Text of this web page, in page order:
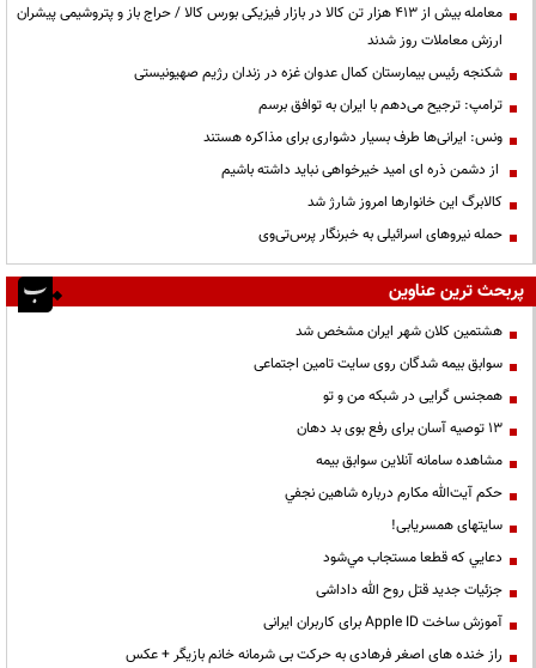
معامله بیش از ۴۱۳ هزار تن کالا در بازار فیزیکی بورس کالا / حراج باز و پتروشیمی پیشران
ارزش معاملات روز شدند
شکنجه رئیس بیمارستان کمال عدوان غزه در زندان رژیم صهیونیستی
ترامپ: ترجیح می‌دهم با ایران به توافق برسم
ونس: ایرانی‌ها طرف بسیار دشواری برای مذاکره هستند
از دشمن ذره ای امید خیرخواهی نباید داشته باشیم
کالابرگ این خانوارها امروز شارژ شد
حمله نیروهای اسرائیلی به خبرنگار پرس‌تی‌وی
پربحث ترین عناوین
هشتمین کلان شهر ایران مشخص شد
سوابق بیمه شدگان روی سایت تامین اجتماعی
همجنس گرایی در شبکه من و تو
13 توصیه آسان برای رفع بوی بد دهان
مشاهده سامانه آنلاين سوابق بیمه
حكم آيت‌الله مكارم درباره شاهين نجفي
سایتهای همسریابی!
دعايي كه قطعا مستجاب مي‌شود
جزئیات جدید قتل روح الله داداشی
آموزش ساخت Apple ID برای کاربران ایرانی
راز خنده های اصغر فرهادی به حرکت بی شرمانه خانم بازیگر + عکس